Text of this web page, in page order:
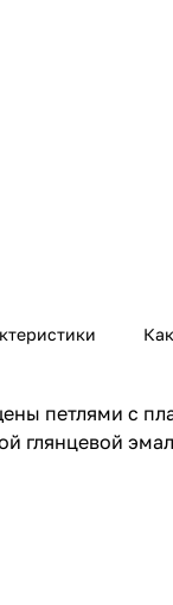
петлями с
глянцевой